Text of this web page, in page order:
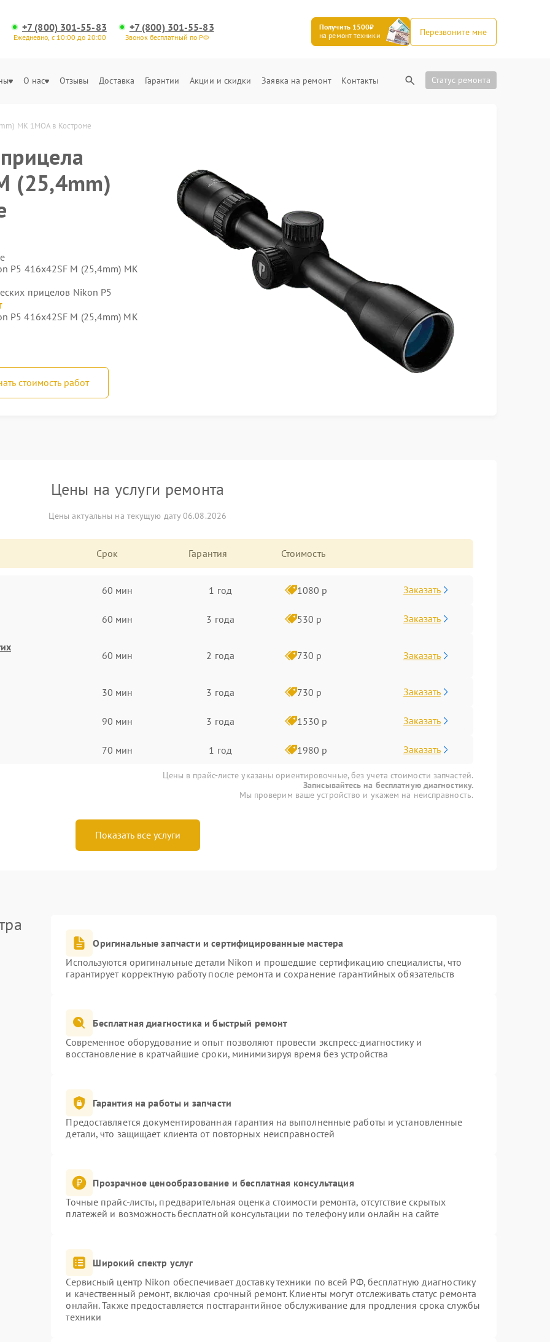
+7 (800) 301-55-83
Ежедневно, с 10:00 до 20:00
+7 (800) 301-55-83
Звонок бесплатный по РФ
Получить 1500₽
на ремонт техники
Перезвоните мне
О нас Отзывы Доставка Гарантии Акции и скидки Заявка на ремонт Контакты Статус ремонта
MK 1MOA в Костроме
(25,4mm)
P5 416x42SF M (25,4mm) MK
прицелов Nikon P5
P5 416x42SF M (25,4mm) MK
стоимость работ
Цены на услуги ремонта
Цены актуальны на текущую дату 06.08.2026
Срок Гарантия Стоимость
60 мин 1 год 1080 р Заказать
60 мин 3 года 530 р Заказать
60 мин 2 года 730 р Заказать
30 мин 3 года 730 р Заказать
90 мин 3 года 1530 р Заказать
70 мин 1 год 1980 р Заказать
Цены в прайс-листе указаны ориентировочные, без учета стоимости запчастей.
Записывайтесь на бесплатную диагностику.
Мы проверим ваше устройство и укажем на неисправность.
Показать все услуги
Оригинальные запчасти и сертифицированные мастера
Используются оригинальные детали Nikon и прошедшие сертификацию специалисты, что
гарантирует корректную работу после ремонта и сохранение гарантийных обязательств
Бесплатная диагностика и быстрый ремонт
Современное оборудование и опыт позволяют провести экспресс-диагностику и
восстановление в кратчайшие сроки, минимизируя время без устройства
Гарантия на работы и запчасти
Предоставляется документированная гарантия на выполненные работы и установленные
детали, что защищает клиента от повторных неисправностей
Прозрачное ценообразование и бесплатная консультация
Точные прайс-листы, предварительная оценка стоимости ремонта, отсутствие скрытых
платежей и возможность бесплатной консультации по телефону или онлайн на сайте
Широкий спектр услуг
Сервисный центр Nikon обеспечивает доставку техники по всей РФ, бесплатную диагностику
и качественный ремонт, включая срочный ремонт. Клиенты могут отслеживать статус ремонта
онлайн. Также предоставляется постгарантийное обслуживание для продления срока службы
техники